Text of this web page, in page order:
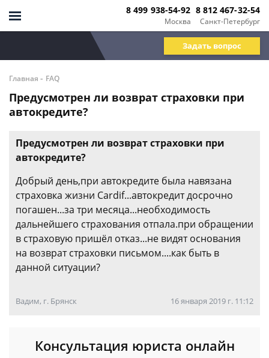
Москва
8 499 938-54-92
Санкт-Петербург
8 812 467-32-54
Задать вопрос
Главная - FAQ
Предусмотрен ли возврат страховки при
автокредите?
Предусмотрен ли возврат страховки при
автокредите?
Добрый день,при автокредите была навязана
страховка жизни Cardif...автокредит досрочно
погашен...за три месяца...необходимость
дальнейшего страхования отпала.при обращении
в страховую пришёл отказ...не видят основания
на возврат страховки письмом....как быть в
данной ситуации?
Вадим, г. Брянск 16 января 2019 г. 11:12
Консультация юриста онлайн